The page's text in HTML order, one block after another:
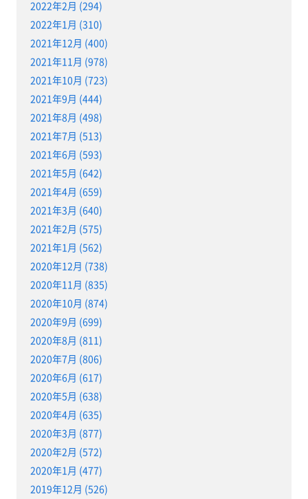
2022年2月 (294)
2022年1月 (310)
2021年12月 (400)
2021年11月 (978)
2021年10月 (723)
2021年9月 (444)
2021年8月 (498)
2021年7月 (513)
2021年6月 (593)
2021年5月 (642)
2021年4月 (659)
2021年3月 (640)
2021年2月 (575)
2021年1月 (562)
2020年12月 (738)
2020年11月 (835)
2020年10月 (874)
2020年9月 (699)
2020年8月 (811)
2020年7月 (806)
2020年6月 (617)
2020年5月 (638)
2020年4月 (635)
2020年3月 (877)
2020年2月 (572)
2020年1月 (477)
2019年12月 (526)